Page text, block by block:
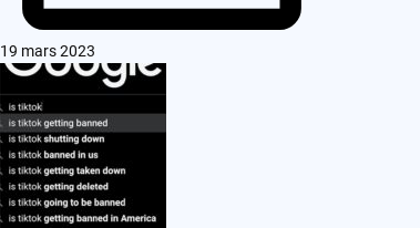
19 mars 2023